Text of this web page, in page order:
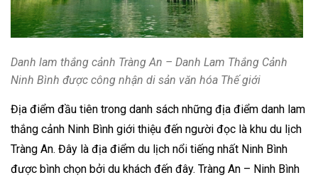
Danh lam thắng cảnh Tràng An – Danh Lam Thắng Cảnh
Ninh Bình được công nhận di sản văn hóa Thế giới
Địa điểm đầu tiên trong danh sách những địa điểm danh lam
thắng cảnh Ninh Bình giới thiệu đến người đọc là khu du lịch
Tràng An. Đây là địa điểm du lịch nổi tiếng nhất Ninh Bình
được bình chọn bởi du khách đến đây. Tràng An – Ninh Bình